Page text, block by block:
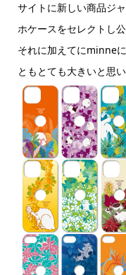
サイトに新しい商品ジ
ホケースをセレクトし公
それに加えてにminne
ともとても大きいと思い